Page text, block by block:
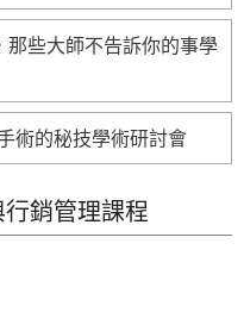
些大師不告訴你的事學
術的秘技學術研討會
銷管理課程